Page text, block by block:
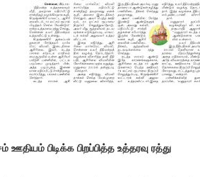
ஊதியம் பிடிக்க பிறப்பித்த உத்தரவு ரத்து